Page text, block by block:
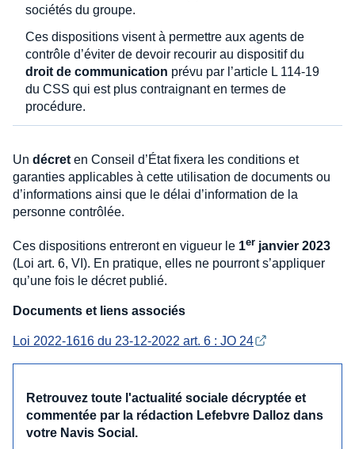
sociétés du groupe.
Ces dispositions visent à permettre aux agents de
contrôle d’éviter de devoir recourir au dispositif du
droit de communication prévu par l’article L 114-19
du CSS qui est plus contraignant en termes de
procédure.
Un décret en Conseil d’État fixera les conditions et
garanties applicables à cette utilisation de documents ou
d’informations ainsi que le délai d’information de la
personne contrôlée.
Ces dispositions entreront en vigueur le 1er janvier 2023
(Loi art. 6, VI). En pratique, elles ne pourront s’appliquer
qu’une fois le décret publié.
Documents et liens associés
Loi 2022-1616 du 23-12-2022 art. 6 : JO 24
Retrouvez toute l'actualité sociale décryptée et
commentée par la rédaction Lefebvre Dalloz dans
votre Navis Social.